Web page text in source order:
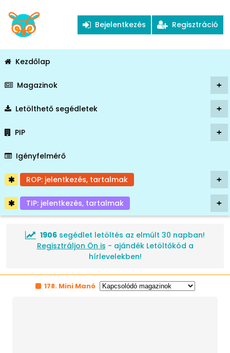
Bejelentkezés Regisztráció
Kezdőlap
+
Magazinok
+
Letölthető segédletek
+
PIP
Igényfelmérő
+
ROP: jelentkezés, tartalmak
+
TIP: jelentkezés, tartalmak
1906 segédlet letöltés az elmúlt 30 napban!
Regisztráljon Ön is - ajándék Letöltőkód a
hírlevelekben!
178. Mini Manó